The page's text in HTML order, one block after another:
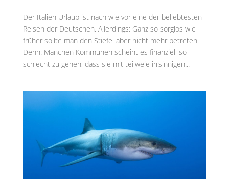
Der Italien Urlaub ist nach wie vor eine der beliebtesten
Reisen der Deutschen. Allerdings: Ganz so sorglos wie
früher sollte man den Stiefel aber nicht mehr betreten.
Denn: Manchen Kommunen scheint es finanziell so
schlecht zu gehen, dass sie mit teilweie irrsinnigen...